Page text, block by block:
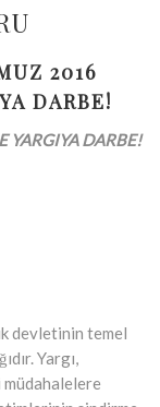
2016
DARBE!
YARGIYA DARBE!
devletinin temel
Yargı,